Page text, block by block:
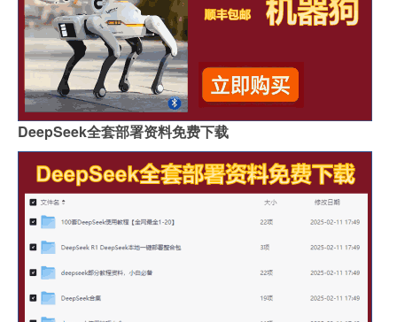
DeepSeek全套部署资料免费下载